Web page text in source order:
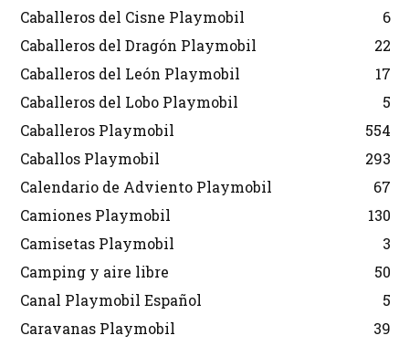
Caballeros del Cisne Playmobil
6
Caballeros del Dragón Playmobil
22
Caballeros del León Playmobil
17
Caballeros del Lobo Playmobil
5
Caballeros Playmobil
554
Caballos Playmobil
293
Calendario de Adviento Playmobil
67
Camiones Playmobil
130
Camisetas Playmobil
3
Camping y aire libre
50
Canal Playmobil Español
5
Caravanas Playmobil
39